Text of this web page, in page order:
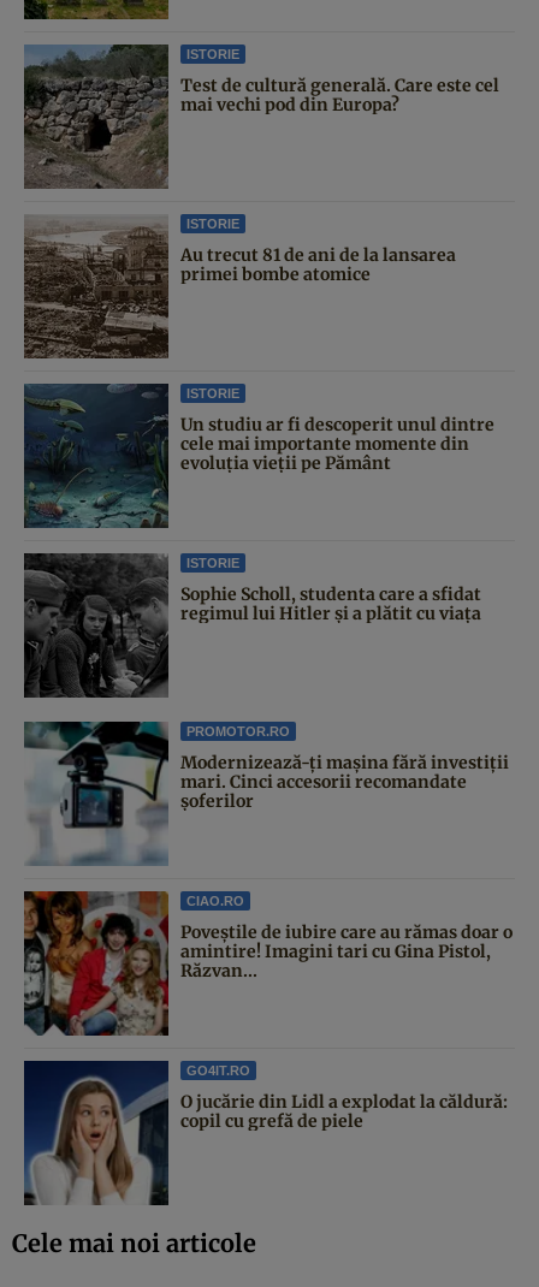
ISTORIE
Test de cultură generală. Care este cel
mai vechi pod din Europa?
ISTORIE
Au trecut 81 de ani de la lansarea
primei bombe atomice
ISTORIE
Un studiu ar fi descoperit unul dintre
cele mai importante momente din
evoluția vieții pe Pământ
ISTORIE
Sophie Scholl, studenta care a sfidat
regimul lui Hitler și a plătit cu viața
PROMOTOR.RO
Modernizează-ți mașina fără investiții
mari. Cinci accesorii recomandate
șoferilor
CIAO.RO
Poveştile de iubire care au rămas doar o
amintire! Imagini tari cu Gina Pistol,
Răzvan...
GO4IT.RO
O jucărie din Lidl a explodat la căldură:
copil cu grefă de piele
Cele mai noi articole